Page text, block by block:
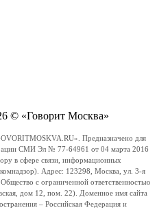
© «Говорит Москва»
Предназначено для
СМИ Эл № 77-64961 от 04 марта 2016
в сфере связи, информационных
Адрес: 123298, Москва, ул. 3-я
с ограниченной ответственностью
дом 12, пом. 22). Доменное имя сайта
– Российская Федерация и